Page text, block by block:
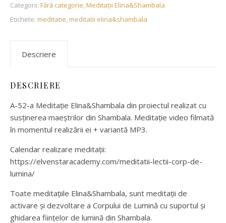
Categorii: Fără categorie,Meditații Elina&Shambala
Etichete: meditatie,meditatii elina&shambala
Descriere
DESCRIERE
A-52-a Meditație Elina&Shambala din proiectul realizat cu
susținerea maeștrilor din Shambala. Meditație video filmată
în momentul realizării ei + variantă MP3.
Calendar realizare meditații:
https://elvenstaracademy.com/meditatii-lectii-corp-de-
lumina/
Toate meditațiile Elina&Shambala, sunt meditații de
activare și dezvoltare a Corpului de Lumină cu suportul și
ghidarea ființelor de lumină din Shambala.